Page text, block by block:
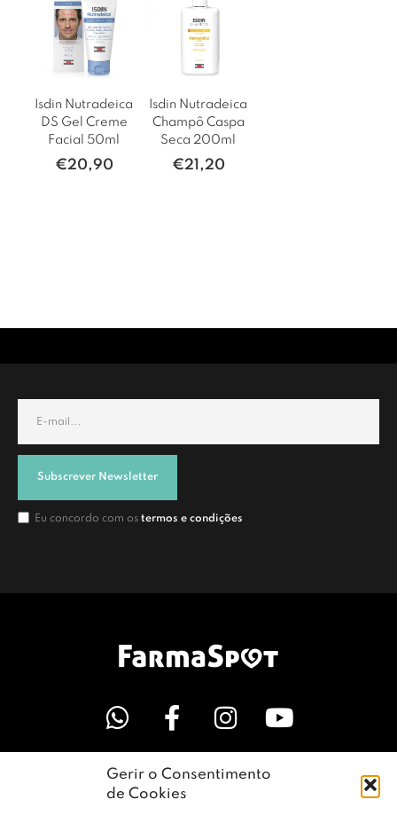
Gerir o Consentimento
de Cookies
Isdin Nutradeica
DS Gel Creme
Facial 50ml
€20,90
Isdin Nutradeica
Champô Caspa
Seca 200ml
€21,20
Subscrever Newsletter
Eu concordo com os termos e condições
LINKS ÚTEIS